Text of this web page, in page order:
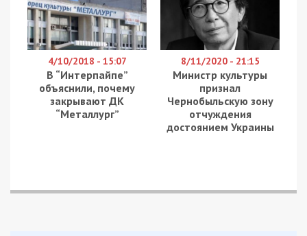
4/10/2018 - 15:07
В “Интерпайпе”
объяснили, почему
закрывают ДК
“Металлург”
8/11/2020 - 21:15
Министр культуры
признал
Чернобыльскую зону
отчуждения
достоянием Украины